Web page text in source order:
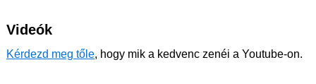
Videók
Kérdezd meg tőle, hogy mik a kedvenc zenéi a Youtube-on.